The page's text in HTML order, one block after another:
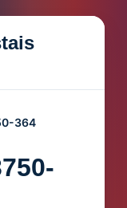
364